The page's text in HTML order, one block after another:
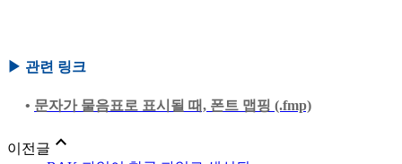
▶ 관련 링크
• 문자가 물음표로 표시될 때, 폰트 맵핑 (.fmp)
이전글 expand_less